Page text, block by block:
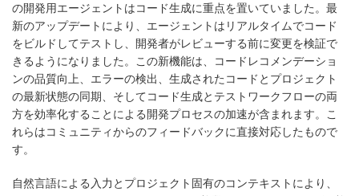
の開発用エージェントはコード生成に重点を置いていました。最
新のアップデートにより、エージェントはリアルタイムでコード
をビルドしてテストし、開発者がレビューする前に変更を検証で
きるようになりました。この新機能は、コードレコメンデーショ
ンの品質向上、エラーの検出、生成されたコードとプロジェクト
の最新状態の同期、そしてコード生成とテストワークフローの両
方を効率化することによる開発プロセスの加速が含まれます。こ
れらはコミュニティからのフィードバックに直接対応したもので
す。
自然言語による入力とプロジェクト固有のコンテキストにより、